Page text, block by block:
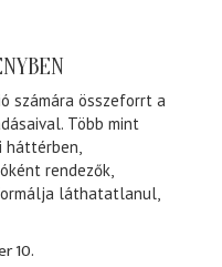
számára összeforrt a
Több mint
rendezők,
láthatatlanul,
10.